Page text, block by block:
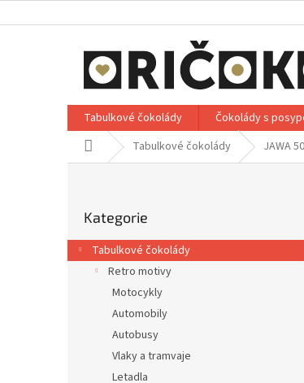
na
Tabulkové čokolády Čokolády s
Domů Tabulkové čokolády JAWA
r
a
kategorie
Kategorie
Tabulkové čokolády
Retro motivy
Motocykly
Automobily
Autobusy
Vlaky a tramvaje
Letadla